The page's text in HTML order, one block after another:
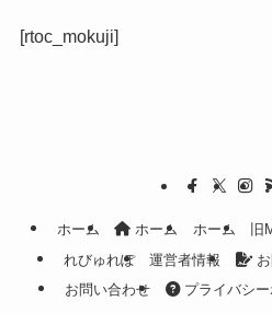
[rtoc_mokuji]
ホーム ホーム ホーム 旧
れびゅれぽ
運営者情報 お
お問い合わせ
プライバシー